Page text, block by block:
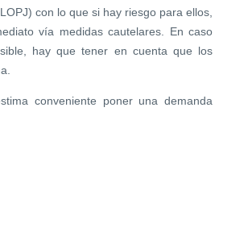
con lo que si hay riesgo para ellos,
vía medidas cautelares. En caso
hay que tener en cuenta que los
conveniente poner una demanda